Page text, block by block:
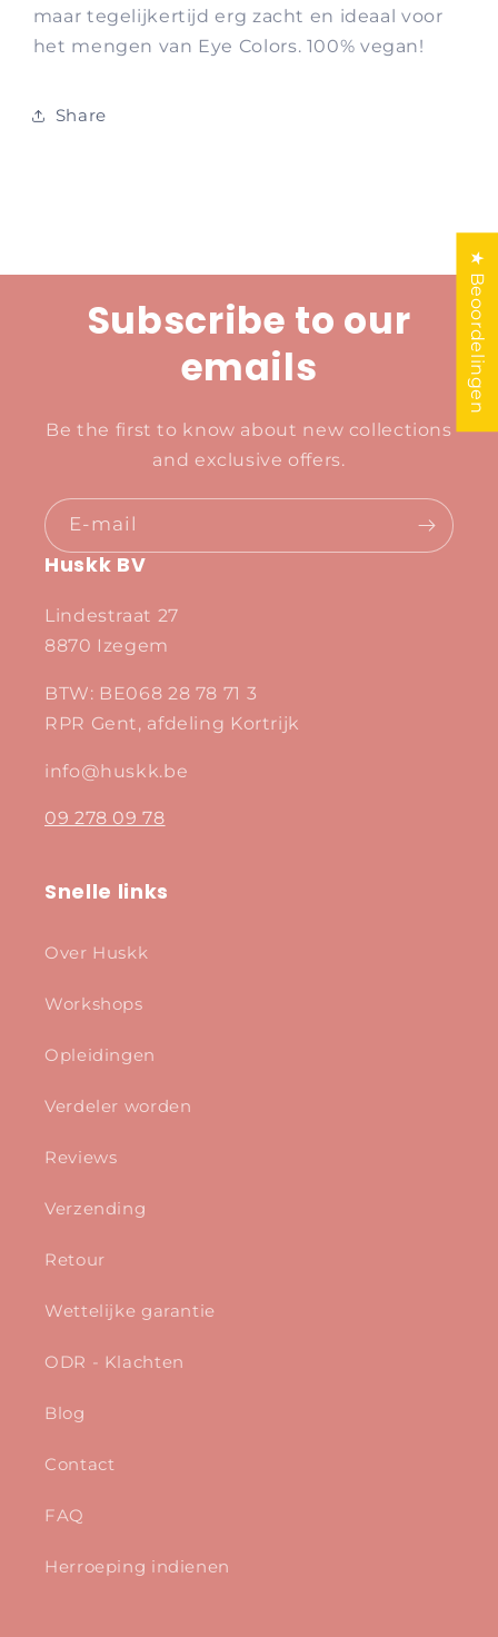
maar tegelijkertijd erg zacht en ideaal voor
het mengen van Eye Colors. 100% vegan!
Share
Subscribe to our
emails
Be the first to know about new collections
and exclusive offers.
E‑mail
Huskk BV
Lindestraat 27
8870 Izegem
BTW: BE068 28 78 71 3
RPR Gent, afdeling Kortrijk
info@huskk.be
09 278 09 78
Snelle links
Over Huskk
Workshops
Opleidingen
Verdeler worden
Reviews
Verzending
Retour
Wettelijke garantie
ODR - Klachten
Blog
Contact
FAQ
Herroeping indienen
★ Beoordelingen